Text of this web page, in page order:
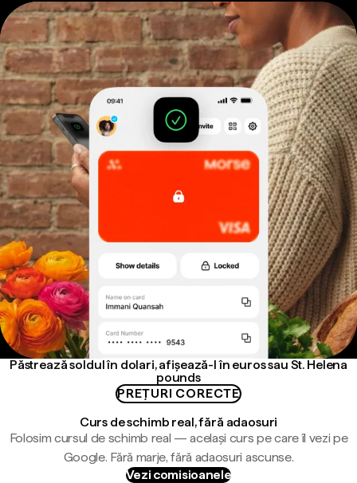
Păstrează soldul în dolari, afișează-l în euros sau St. Helena
pounds
PREȚURI CORECTE
Curs de schimb real, fără adaosuri
Folosim cursul de schimb real — același curs pe care îl vezi pe
Google. Fără marje, fără adaosuri ascunse.
Vezi comisioanele